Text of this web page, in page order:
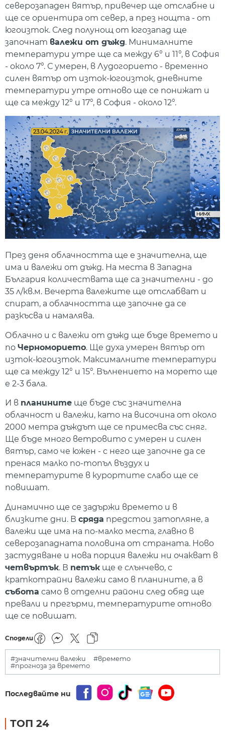
северозападен вятър, привечер ще отслабне и
ще се ориентира от север, а през нощта - от
югоизток. След полунощ от югозапад ще
започнат валежи от дъжд. Минималните
температури утре ще са между 6° и 11°, в София
- около 7°. С умерен, в Лудогорието - временно
силен вятър от изток-югоизток, дневните
температури утре отново ще се понижат и
ще са между 12° и 17°, в София - около 12°.
През деня облачността ще е значителна, ще
има и валежи от дъжд. На места в Западна
България количествата ще са значителни - до
35 л/кв.м. Вечерта валежите ще отслабват и
спират, а облачността ще започне да се
разкъсва и намалява.
Облачно и с валежи от дъжд ще бъде времето и
по Черноморието. Ще духа умерен вятър от
изток-югоизток. Максималните температури
ще са между 12° и 15°. Вълнението на морето ще
е 2-3 бала.
И в планините ще бъде със значителна
облачност и валежи, като на височина от около
2000 метра дъждът ще се примесва със сняг.
Ще бъде много ветровито с умерен и силен
вятър, само че южен - с него ще започне да се
пренася малко по-топъл въздух и
температурите в курортите слабо ще се
повишат.
Динамично ще се задържи времето и в
близките дни. В сряда предстои затопляне, а
валежи ще има на по-малко места, главно в
северозападната половина от страната. Ново
застудяване и нова порция валежи ни очакват в
четвъртък. В петък ще е слънчево, с
краткотрайни валежи само в планините, а в
събота само в отделни райони след обяд ще
превали и прегърми, температурите отново
ще се повишат.
Сподели
#значителни валежи
#времето
#прогноза за времето
Последвайте ни
ТОП 24